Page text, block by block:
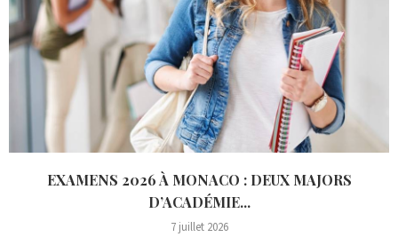
EXAMENS 2026 À MONACO : DEUX MAJORS
D’ACADÉMIE...
7 juillet 2026